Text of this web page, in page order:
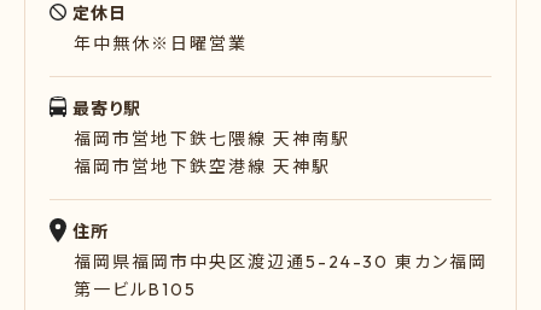
定休日
年中無休※日曜営業
最寄り駅
福岡市営地下鉄七隈線 天神南駅
福岡市営地下鉄空港線 天神駅
住所
福岡県福岡市中央区渡辺通5-24-30 東カン福岡
第一ビルB105